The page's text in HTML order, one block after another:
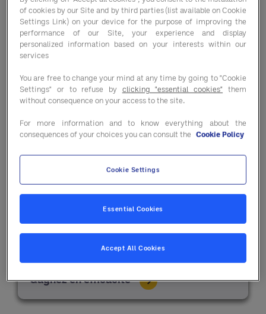
établissement à réussir. Nous établissons des
relations de confiance en matière de conseil, en
nous appuyant sur une expertise approfondie de
votre secteur d'activité pour formuler une approche
Augmentez votre
efficacité
opérationnelle
Nos experts vous montreront comment
restauration, d'opérations, etc.
Gagnez en efficacité
of cookies by our Site and by third parties (list available on Cookie
Settings Link) on your device for the purpose of improving the
performance of our Site, your experience and display
personalized information based on your interests within our
services
You are free to change your mind at any time by going to "Cookie
Settings" or to refuse by clicking "essential cookies" them
without consequence on your access to the site.
For more information and to know everything about the
consequences of your choices you can consult the Cookie Policy
Cookie Settings
Essential Cookies
Accept All Cookies